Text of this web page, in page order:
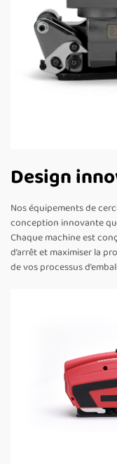
Design
Nos équipements de
conception innovante
Chaque machine est
d’arrêt et maximiser la
de vos processus